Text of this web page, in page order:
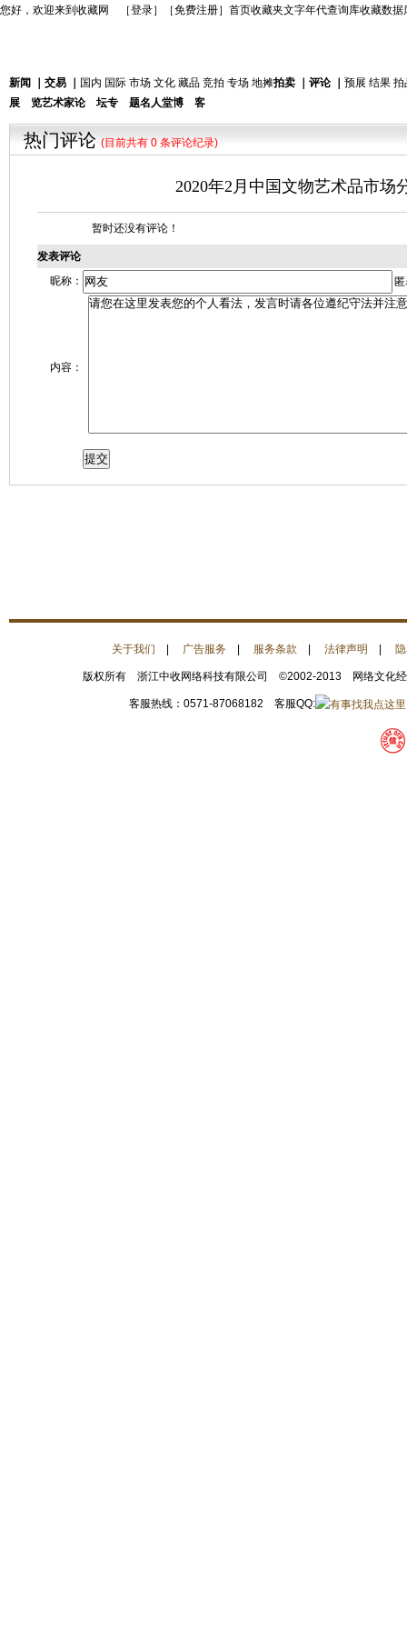
您好，欢迎来到收藏网 ［登录］［免费注册］ 收藏数据
文字年代查询库
收藏夹
首页
新闻 国内 国际 市场 文化
交易 藏品 竞拍 专场 地摊拍卖 预展 结果 拍
评论｜
展 览艺术家论 坛专 题名人堂博 客
热门评论(目前共有 0 条评论纪录)
2020年2月中国文物艺术品市场
暂时还没有评论！
发表评论
昵称：
内容：
关于我们 广告服务 服务条款 法律声明
版权所有 浙江中收网络科技有限公司 ©2002-2013 网络文化经
客服热线：0571-87068182 客服QQ: